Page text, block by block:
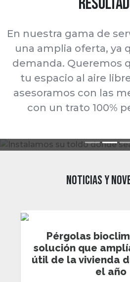
En nuestra gama de
una amplia oferta, ya
demanda. Queremos
tu espacio al aire
asesoramos con las
con un trato 100%
Fabricación con los
Al ser fabricantes
podemos ofrecerle la mejor
Instalamos su
Realizamos todo tipo de
viviendas de difícil acceso
Rotulación y
Si necesita sus toldos
podemos ofrecerle un gran
NOTICIAS Y
Pérgolas
solución que
útil de la vivienda
el año